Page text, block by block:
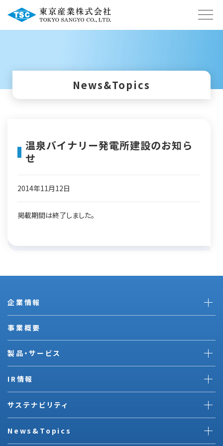
News&Topics
温泉バイナリー発電所建設のお知ら
せ
2014年11月12日
掲載期間は終了しました。
企業情報
事業概要
製品・サービス
IR情報
サステナビリティ
News&Topics